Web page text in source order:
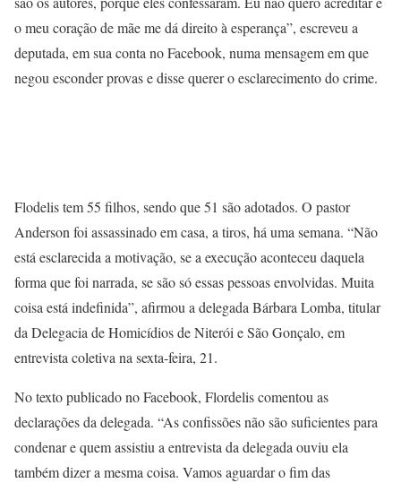
o meu coração de mãe me dá direito à esperança”, escreveu a
deputada, em sua conta no Facebook, numa mensagem em que
negou esconder provas e disse querer o esclarecimento do crime.
Flodelis tem 55 filhos, sendo que 51 são adotados. O pastor
Anderson foi assassinado em casa, a tiros, há uma semana. “Não
está esclarecida a motivação, se a execução aconteceu daquela
forma que foi narrada, se são só essas pessoas envolvidas. Muita
coisa está indefinida”, afirmou a delegada Bárbara Lomba, titular
da Delegacia de Homicídios de Niterói e São Gonçalo, em
entrevista coletiva na sexta-feira, 21.
No texto publicado no Facebook, Flordelis comentou as
declarações da delegada. “As confissões não são suficientes para
condenar e quem assistiu a entrevista da delegada ouviu ela
também dizer a mesma coisa. Vamos aguardar o fim das